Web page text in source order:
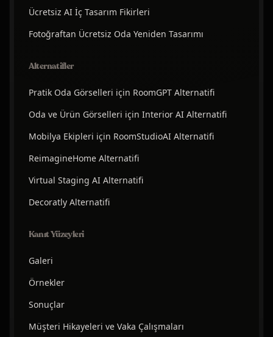
Ücretsiz AI İç Tasarım Fikirleri
Fotoğraftan Ücretsiz Oda Yeniden Tasarımı
Alternatifler
Pratik Oda Görselleri için RoomGPT Alternatifi
Oda ve Ürün Görselleri için Interior AI Alternatifi
Mobilya Ekipleri için RoomStudioAI Alternatifi
ReimagineHome Alternatifi
Virtual Staging AI Alternatifi
Decoratly Alternatifi
Kanıt Yüzeyleri
Galeri
Örnekler
Sonuçlar
Müşteri Hikayeleri ve Vaka Çalışmaları